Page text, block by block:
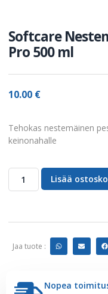
Softcare
Pro 500 ml
10.00 €
Tehokas nestemäinen
keinonahalle
Lisää
Jaa tuote :
Nopea